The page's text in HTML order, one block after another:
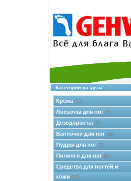
Категории раздела
Крема (33)
Лосьоны для ног (7)
Дезодоранты (7)
Ванночки для ног (11)
Пудры для ног (2)
Пилинги для ног (6)
Средства для ногтей и
кожи (11)